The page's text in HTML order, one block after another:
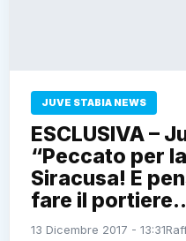
JUVE STABIA NEWS
ESCLUSIVA –
“Peccato per
Siracusa! E
fare il
13 Dicembre 2017 - 13:31